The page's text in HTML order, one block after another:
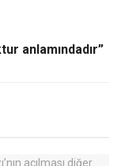
anlamındadır”